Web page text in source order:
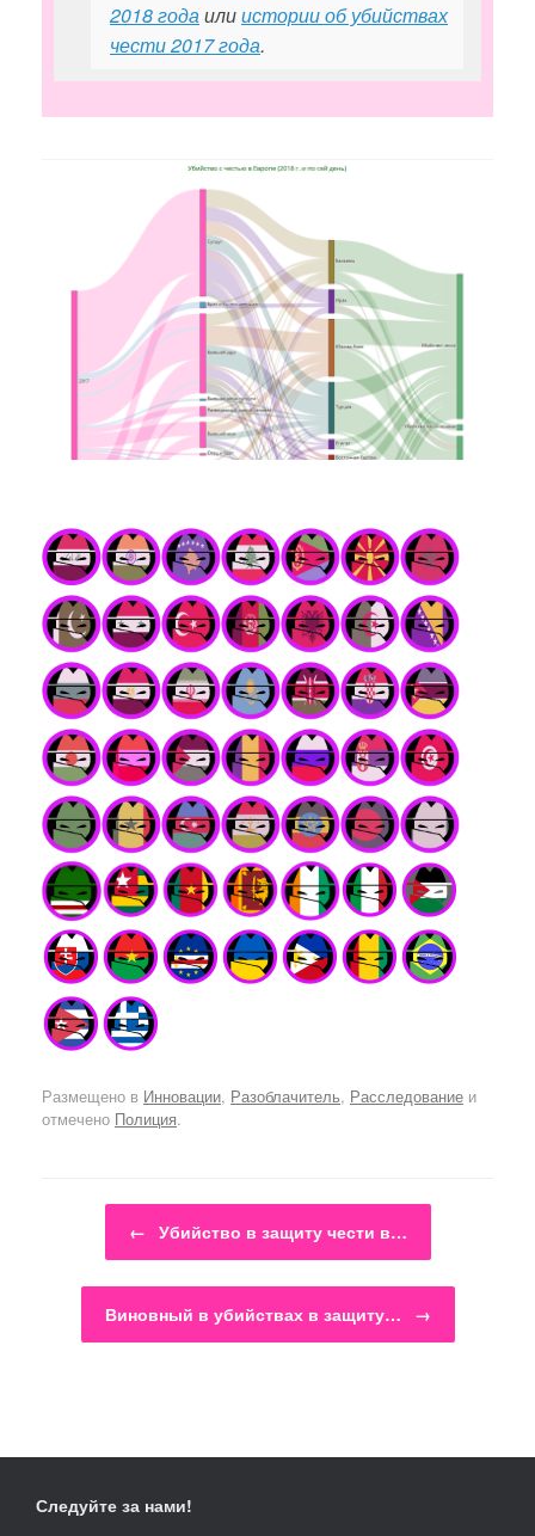
2018 годаилиистории об убийствах
чести 2017 года.
Размещено в Инновации, Разоблачитель, Расследование и
отмечено Полиция.
← Убийство в защиту чести в…
Виновный в убийствах в защиту… →
Следуйте за нами!